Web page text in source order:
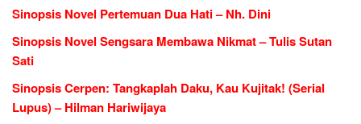
Sinopsis Novel Pertemuan Dua Hati – Nh. Dini
Sinopsis Novel Sengsara Membawa Nikmat – Tulis Sutan
Sati
Sinopsis Cerpen: Tangkaplah Daku, Kau Kujitak! (Serial
Lupus) – Hilman Hariwijaya